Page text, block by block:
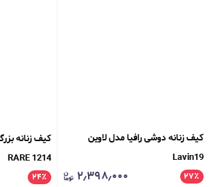
کیف زنانه دوشی رافیا مدل لاوین
Lavin19
۲۷٪ ۲٫۳۹۸٫۰۰۰
کیف زنانه
RARE 1214
۲۴٪